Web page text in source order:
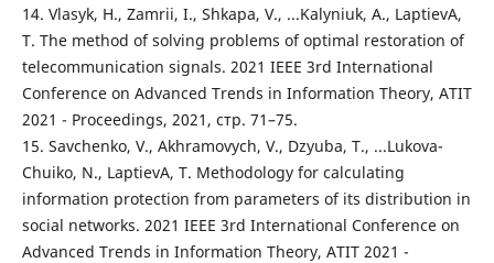
14. Vlasyk, H., Zamrii, I., Shkapa, V., ...Kalyniuk, A., LaptievA,
T. The method of solving problems of optimal restoration of
telecommunication signals. 2021 IEEE 3rd International
Conference on Advanced Trends in Information Theory, ATIT
2021 - Proceedings, 2021, стр. 71–75.
15. Savchenko, V., Akhramovych, V., Dzyuba, T., ...Lukova-
Chuiko, N., LaptievA, T. Methodology for calculating
information protection from parameters of its distribution in
social networks. 2021 IEEE 3rd International Conference on
Advanced Trends in Information Theory, ATIT 2021 -